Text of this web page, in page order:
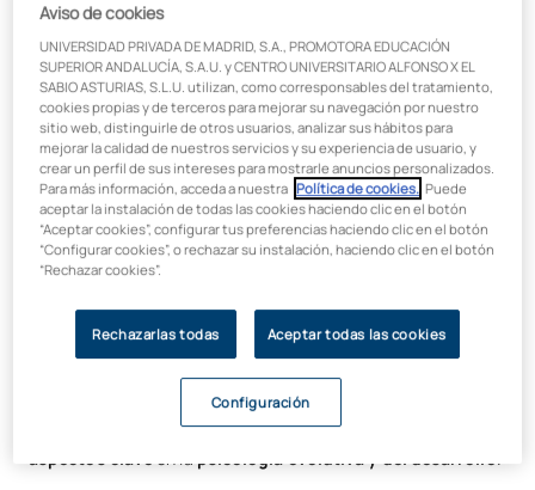
humana a lo largo de la vida
somos iguales cuando nacemos ni a medida que vamos
creciendo, pasando por todas las etapas evolutivas, hasta
que llegamos al final de la vida. Y es que, desde que somos
concebidos hasta que fallecemos estamos sometidos a un
continuo proceso evolutivo o de cambio.
En definitiva, es un viaje por el ciclo vital, en el que vamos
evolucionando y desarrollándonos como los individuos que
somos, con nuestras virtudes, con nuestros defectos, pero
siempre avanzando en la vida para alcanzar nuestro “mejor
yo”. Como es de esperar, el desarrollo en el
va asociado tanto a la educación como a diversosfactores
como los biológicos o ambientales, que están
intrínsecamente ligados a la evolución y al cambio del
individuo a medida que adquiere y gana en experiencia y
aprendizaje durante su ciclo vital. Por lo tanto, la
crecimiento físicoy lamaduración neurológica
aspectos clave en la psicología evolutiva y del desarrollo.
Aviso de cookies
UNIVERSIDAD PRIVADA DE MADRID, S.A., PROMOTORA EDUCACIÓN
SUPERIOR ANDALUCÍA, S.A.U. y CENTRO UNIVERSITARIO ALFONSO X EL
SABIO ASTURIAS, S.L.U. utilizan, como corresponsables del tratamiento,
cookies propias y de terceros para mejorar su navegación por nuestro
sitio web, distinguirle de otros usuarios, analizar sus hábitos para
mejorar la calidad de nuestros servicios y su experiencia de usuario, y
crear un perfil de sus intereses para mostrarle anuncios personalizados.
Para más información, acceda a nuestra Política de cookies. . Puede
aceptar la instalación de todas las cookies haciendo clic en el botón
“Aceptar cookies”, configurar tus preferencias haciendo clic en el botón
“Configurar cookies”, o rechazar su instalación, haciendo clic en el botón
“Rechazar cookies”.
Rechazarlas todas Aceptar todas las cookies
Configuración